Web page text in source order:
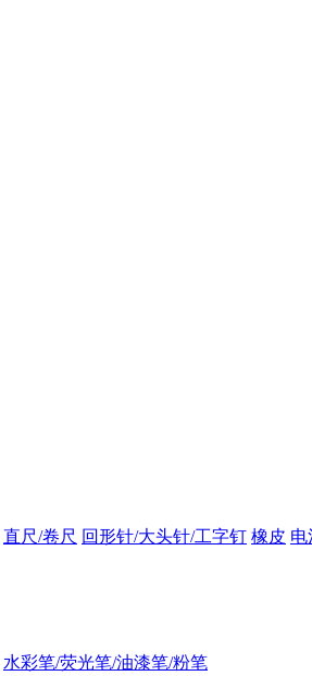
直尺/卷尺 回形针/大头针/工字钉 橡皮 电
水彩笔/荧光笔/油漆笔/粉笔